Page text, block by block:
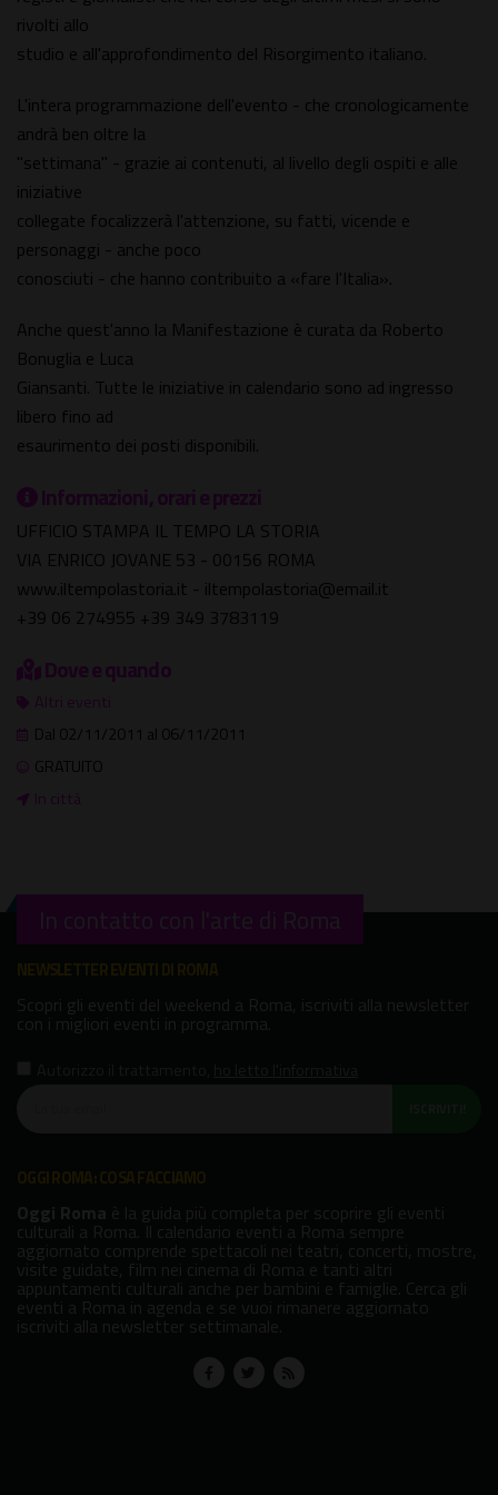
rivolti allo
studio e all'approfondimento del Risorgimento italiano.
L'intera programmazione dell'evento - che cronologicamente
andrà ben oltre la
"settimana" - grazie ai contenuti, al livello degli ospiti e alle
iniziative
collegate focalizzerà l'attenzione, su fatti, vicende e
personaggi - anche poco
conosciuti - che hanno contribuito a «fare l'Italia».
Anche quest'anno la Manifestazione è curata da Roberto
Bonuglia e Luca
Giansanti. Tutte le iniziative in calendario sono ad ingresso
libero fino ad
esaurimento dei posti disponibili.
Informazioni, orari e prezzi
UFFICIO STAMPA IL TEMPO LA STORIA
VIA ENRICO JOVANE 53 - 00156 ROMA
www.iltempolastoria.it - iltempolastoria@email.it
+39 06 274955 +39 349 3783119
Dove e quando
Altri eventi
Dal 02/11/2011 al 06/11/2011
GRATUITO
In città
In contatto con l'arte di Roma